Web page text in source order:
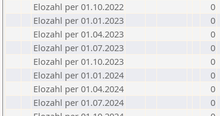
Elozahl per 01.10.2022
0
Elozahl per 01.01.2023
0
Elozahl per 01.04.2023
0
Elozahl per 01.07.2023
0
Elozahl per 01.10.2023
0
Elozahl per 01.01.2024
0
Elozahl per 01.04.2024
0
Elozahl per 01.07.2024
0